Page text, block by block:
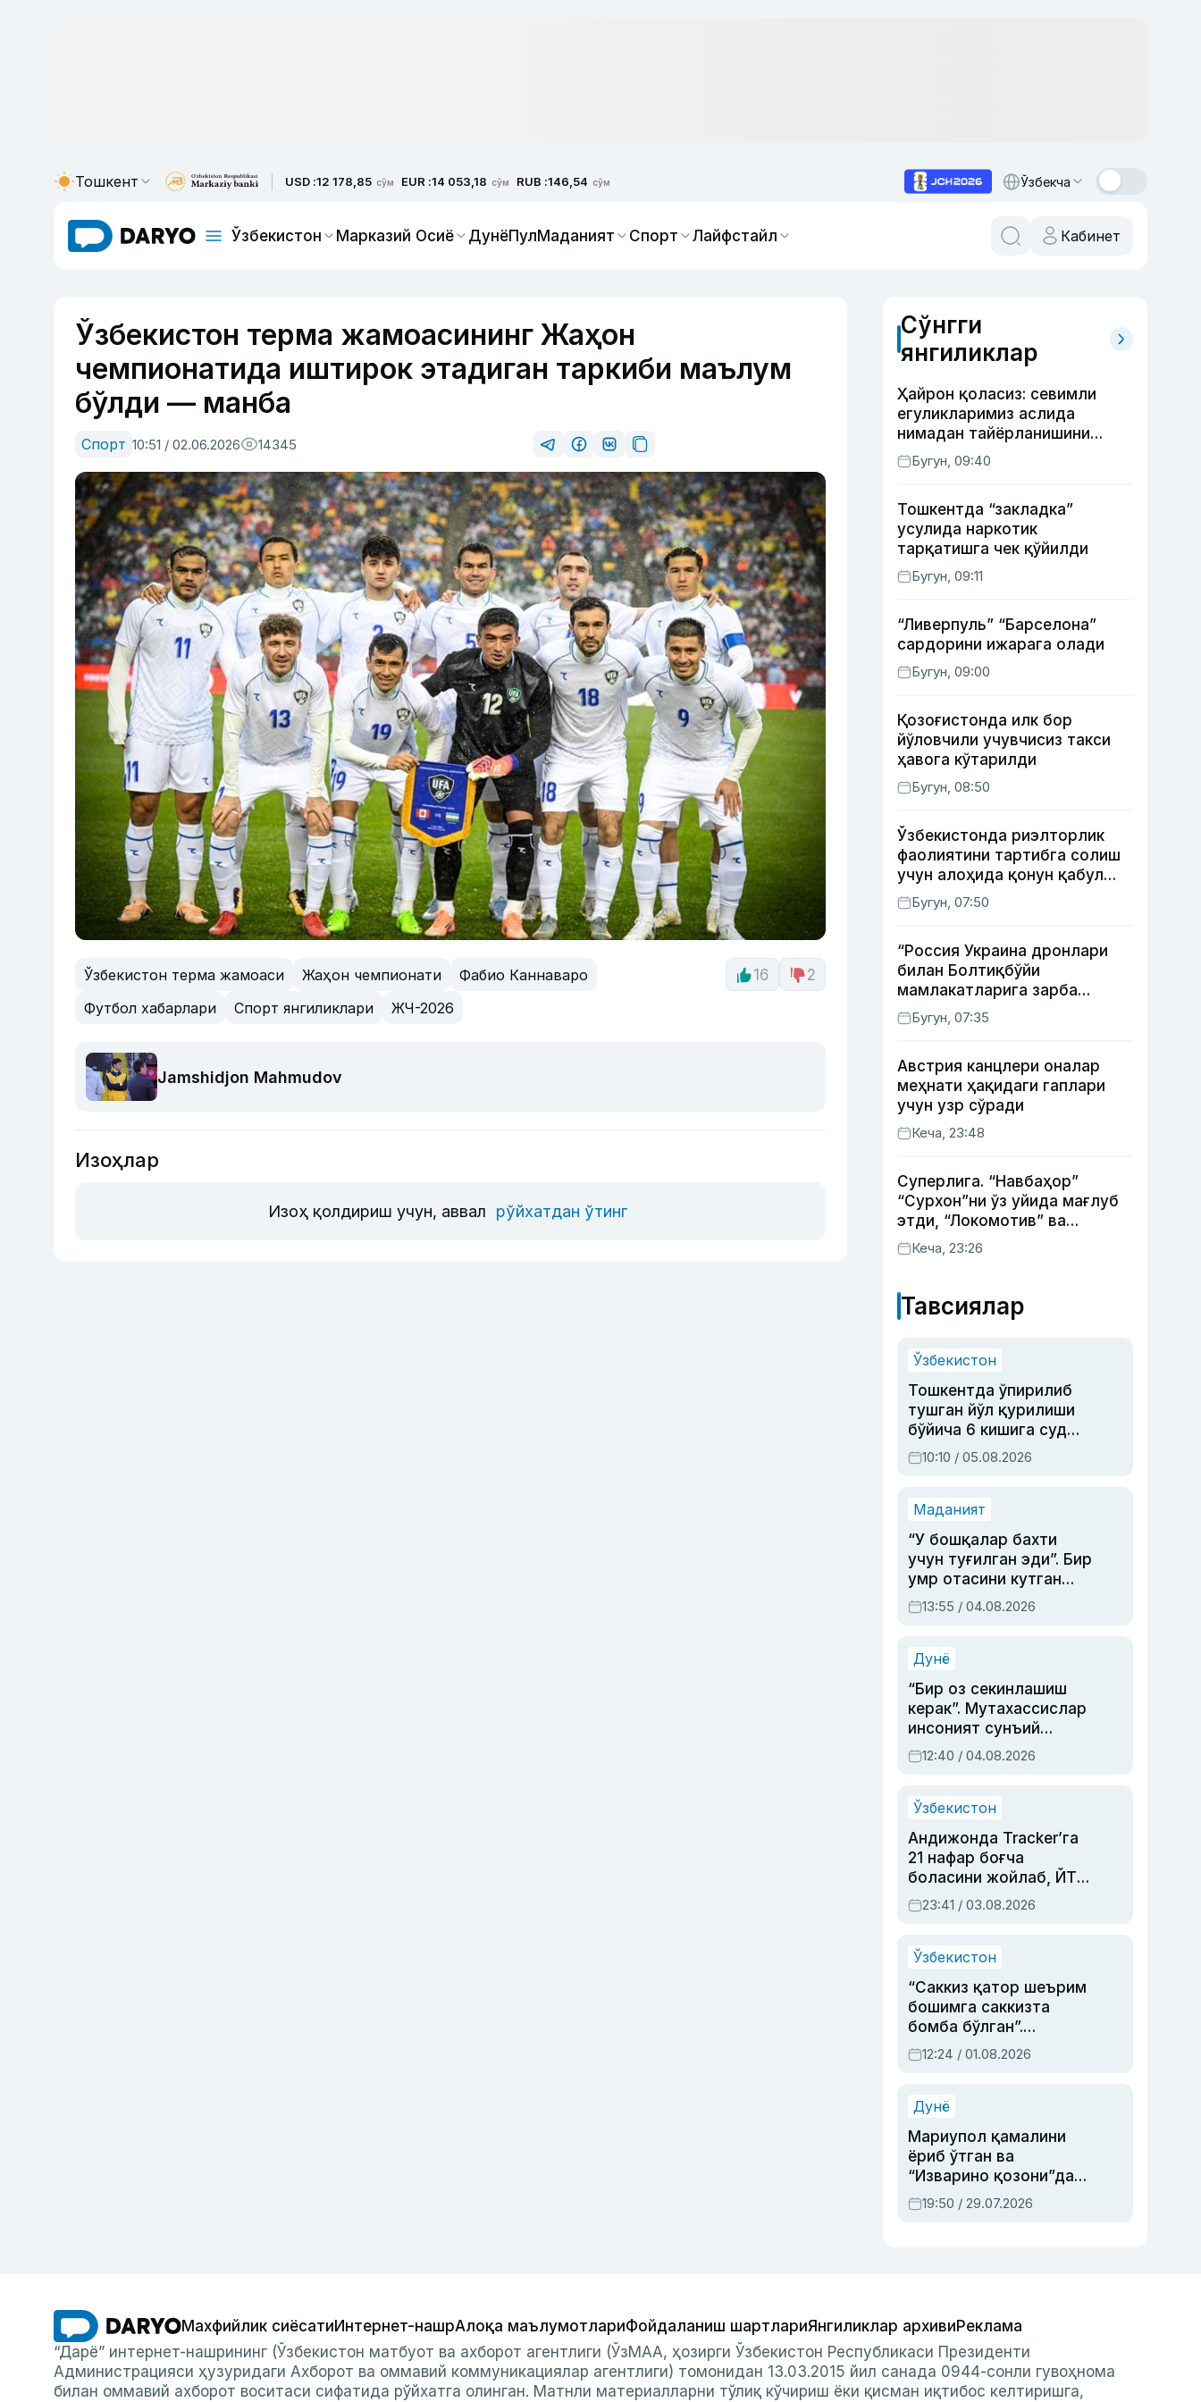
Тошкент USD :12 178,85 сўм EUR :14 053,18 сўм RUB :146,54 сўм Ўзбекча
Ўзбекистон Марказий Осиё ДунёПулМаданият Спорт Лайфстайл Кабинет
Ўзбекистон терма жамоасининг Жаҳон
чемпионатида иштирок этадиган таркиби маълум
бўлди — манба
Спорт 10:51 / 02.06.2026 14345
Ўзбекистон терма жамоаси Жаҳон чемпионати
Фабио Каннаваро
Футбол хабарлари
Спорт янгиликлари ЖЧ-2026
16 2
Jamshidjon Mahmudov
Изоҳлар
Изоҳ қолдириш учун, аввал рўйхатдан ўтинг
Сўнгги
янгиликлар
Ҳайрон қоласиз: севимли
егуликларимиз аслида
нимадан тайёрланишини
биласизми?
Бугун, 09:40
Тошкентда “закладка”
усулида наркотик
тарқатишга чек қўйилди
Бугун, 09:11
“Ливерпуль” “Барселона”
сардорини ижарага олади
Бугун, 09:00
Қозоғистонда илк бор
йўловчили учувчисиз такси
ҳавога кўтарилди
Бугун, 08:50
Ўзбекистонда риэлторлик
фаолиятини тартибга солиш
учун алоҳида қонун қабул
қилинди
Бугун, 07:50
“Россия Украина дронлари
билан Болтиқбўйи
мамлакатларига зарба
бермоқчи” — Литва мудофаа
вазири
Бугун, 07:35
Австрия канцлери оналар
меҳнати ҳақидаги гаплари
учун узр сўради
Кеча, 23:48
Суперлига. “Навбаҳор”
“Сурхон”ни ўз уйида мағлуб
этди, “Локомотив” ва
“Хоразм” уйда ғалаба
қозонди
Кеча, 23:26
Тавсиялар
Ўзбекистон
Тошкентда ўпирилиб
тушган йўл қурилиши
бўйича 6 кишига суд
ҳукми ўқилди
10:10 / 05.08.2026
Маданият
“У бошқалар бахти
учун туғилган эди”. Бир
умр отасини кутган
актриса ва дубльяж
устаси Римма
синовларга тўла ҳаёти
13:55 / 04.08.2026
Дунё
“Бир оз секинлашиш
керак”. Мутахассислар
инсоният сунъий
интеллектни бошқара
олмай қолишидан
12:40 / 04.08.2026
Ўзбекистон
Андижонда Tracker’га
21 нафар боғча
боласини жойлаб, ЙТҲ
содир этган аёлга суд
ҳукми ўқилди
23:41 / 03.08.2026
Ўзбекистон
“Саккиз қатор шеърим
бошимга саккизта
бомба бўлган”.
Абдулла Ориповни
сиёсий айбловлардан
12:24 / 01.08.2026
Дунё
Мариупол қамалини
ёриб ўтган ва
“Изварино қозони”дан
чиққан қаҳрамон —
Украина армияси бош
19:50 / 29.07.2026
Махфийлик сиёсатиИнтернет-нашрАлоқа маълумотлариФойдаланиш шартлариЯнгиликлар архивиРеклама
“Дарё” интернет-нашрининг (Ўзбекистон матбуот ва ахборот агентлиги (ЎзМАА, ҳозирги Ўзбекистон Республикаси Президенти
Администрацияси ҳузуридаги Ахборот ва оммавий коммуникациялар агентлиги) томонидан 13.03.2015 йил санада 0944-сонли гувоҳнома
билан оммавий ахборот воситаси сифатида рўйхатга олинган. Матнли материалларни тўлиқ кўчириш ёки қисман иқтибос келтиришга,